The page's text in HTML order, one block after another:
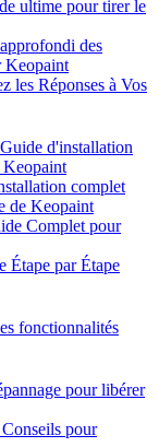
ultime pour tirer le
des
Keopaint
les Réponses à Vos
d'installation
Keopaint
complet
de Keopaint
Complet pour
Étape par Étape
fonctionnalités
pour libérer
pour